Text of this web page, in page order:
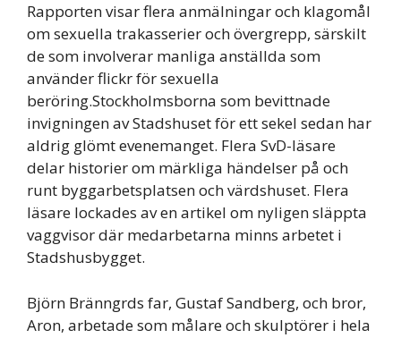
Rapporten visar flera anmälningar och klagomål
om sexuella trakasserier och övergrepp, särskilt
de som involverar manliga anställda som
använder flickr för sexuella
beröring.Stockholmsborna som bevittnade
invigningen av Stadshuset för ett sekel sedan har
aldrig glömt evenemanget. Flera SvD-läsare
delar historier om märkliga händelser på och
runt byggarbetsplatsen och värdshuset. Flera
läsare lockades av en artikel om nyligen släppta
vaggvisor där medarbetarna minns arbetet i
Stadshusbygget.
Björn Bränngrds far, Gustaf Sandberg, och bror,
Aron, arbetade som målare och skulptörer i hela